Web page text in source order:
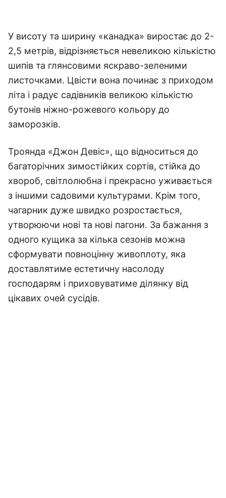
У висоту та ширину «канадка» виростає до 2-
2,5 метрів, відрізняється невеликою кількістю
шипів та глянсовими яскраво-зеленими
листочками. Цвісти вона починає з приходом
літа і радує садівників великою кількістю
бутонів ніжно-рожевого кольору до
заморозків.
Троянда «Джон Девіс», що відноситься до
багаторічних зимостійких сортів, стійка до
хвороб, світлолюбна і прекрасно уживається
з іншими садовими культурами. Крім того,
чагарник дуже швидко розростається,
утворюючи нові та нові пагони. За бажання з
одного кущика за кілька сезонів можна
сформувати повноцінну живоплоту, яка
доставлятиме естетичну насолоду
господарям і приховуватиме ділянку від
цікавих очей сусідів.